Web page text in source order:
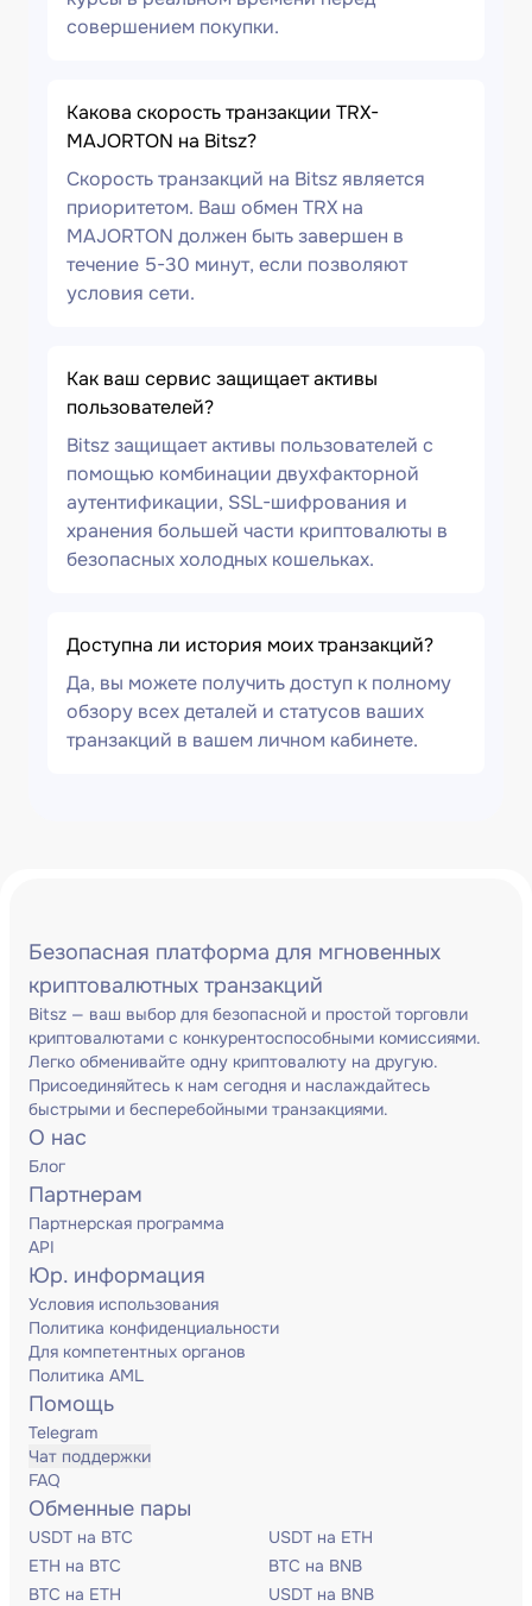
совершением покупки.
Какова скорость транзакции TRX-
MAJORTON на Bitsz?
Скорость транзакций на Bitsz является
приоритетом. Ваш обмен TRX на
MAJORTON должен быть завершен в
течение 5-30 минут, если позволяют
условия сети.
Как ваш сервис защищает активы
пользователей?
Bitsz защищает активы пользователей с
помощью комбинации двухфакторной
аутентификации, SSL-шифрования и
хранения большей части криптовалюты в
безопасных холодных кошельках.
Доступна ли история моих транзакций?
Да, вы можете получить доступ к полному
обзору всех деталей и статусов ваших
транзакций в вашем личном кабинете.
Безопасная платформа для мгновенных
криптовалютных транзакций
Bitsz — ваш выбор для безопасной и простой торговли
криптовалютами с конкурентоспособными комиссиями.
Легко обменивайте одну криптовалюту на другую.
Присоединяйтесь к нам сегодня и наслаждайтесь
быстрыми и бесперебойными транзакциями.
О нас
Блог
Партнерам
Партнерская программа
API
Юр. информация
Условия использования
Политика конфиденциальности
Для компетентных органов
Политика AML
Помощь
Telegram
Чат поддержки
FAQ
Обменные пары
USDT на BTC
USDT на ETH
ETH на BTC
BTC на BNB
BTC на ETH
USDT на BNB